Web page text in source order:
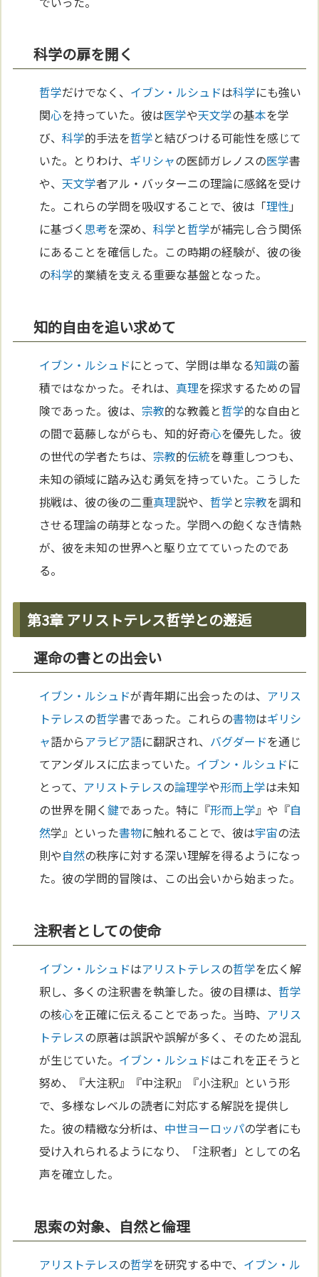
科学の扉を開く
哲学だけでなく、 イブン・ルシュドは科学にも強い
関心を持っていた。彼は医学や天文学の基本を学
び、科学的手法を哲学と結びつける可能性を感じて
いた。とりわけ、 ギリシャの医師ガレノスの医学書
や、天文学者アル・バッターニの理論に感銘を受け
た。これらの学問を吸収することで、彼は「理性」
に基づく思考を深め、科学と哲学が補完し合う関係
にあることを確信した。この時期の経験が、彼の後
の科学的業績を支える重要な基盤となった。
知的自由を追い求めて
イブン・ルシュドにとって、学問は単なる知識の蓄
積ではなかった。それは、 真理を探求するための冒
険であった。彼は、 宗教的な教義と哲学的な自由と
の間で葛藤しながらも、知的好奇心を優先した。彼
の世代の学者たちは、 宗教的伝統を尊重しつつも、
未知の領域に踏み込む勇気を持っていた。こうした
挑戦は、彼の後の二重真理説や、 哲学と宗教を調和
させる理論の萌芽となった。学問への飽くなき情熱
が、彼を未知の世界へと駆り立てていったのであ
る。
第3章 アリストテレス哲学との邂逅
運命の書との出会い
イブン・ルシュドが青年期に出会ったのは、 アリス
トテレスの哲学書であった。これらの書物はギリシ
ャ語からアラビア語に翻訳され、 バグダードを通じ
てアンダルスに広まっていた。 イブン・ルシュドに
とって、 アリストテレスの論理学や形而上学は未知
の世界を開く鍵であった。特に『形而上学』や『自
然学』といった書物に触れることで、彼は宇宙の法
則や自然の秩序に対する深い理解を得るようになっ
た。彼の学問的冒険は、この出会いから始まった。
注釈者としての使命
イブン・ルシュドはアリストテレスの哲学を広く解
釈し、多くの注釈書を執筆した。彼の目標は、 哲学
の核心を正確に伝えることであった。当時、 アリス
トテレスの原著は誤訳や誤解が多く、そのため混乱
が生じていた。 イブン・ルシュドはこれを正そうと
努め、『大注釈』『中注釈』『小注釈』という形
で、多様なレベルの読者に対応する解説を提供し
た。彼の精緻な分析は、 中世ヨーロッパの学者にも
受け入れられるようになり、「注釈者」としての名
声を確立した。
思索の対象、自然と倫理
アリストテレスの哲学を研究する中で、 イブン・ル